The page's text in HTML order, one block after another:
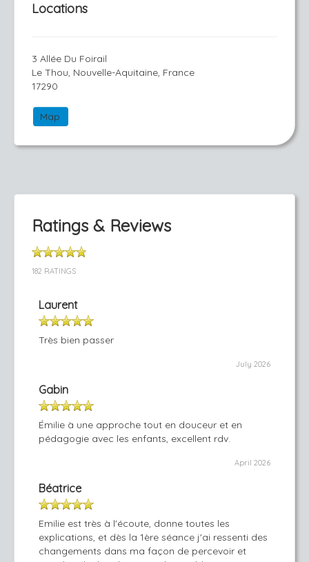
Locations
3 Allée Du Foirail
Le Thou, Nouvelle-Aquitaine, France
17290
Map
Ratings & Reviews
182 RATINGS
Laurent
Très bien passer
July 2026
Gabin
Émilie à une approche tout en douceur et en
pédagogie avec les enfants, excellent rdv.
April 2026
Béatrice
Emilie est très à l'écoute, donne toutes les
explications, et dès la 1ère séance j'ai ressenti des
changements dans ma façon de percevoir et